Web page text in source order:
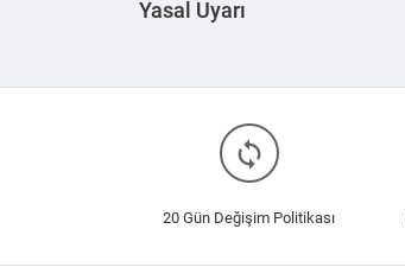
Yasal Uyarı
loop
20 Gün Değişim Politikası